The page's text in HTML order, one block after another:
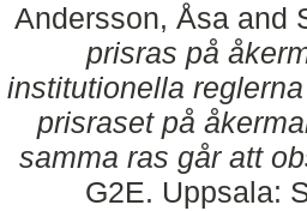
Andersson, Åsaand
prisras på
institutionella
prisraset på
samma ras går att
G2E. Uppsala: